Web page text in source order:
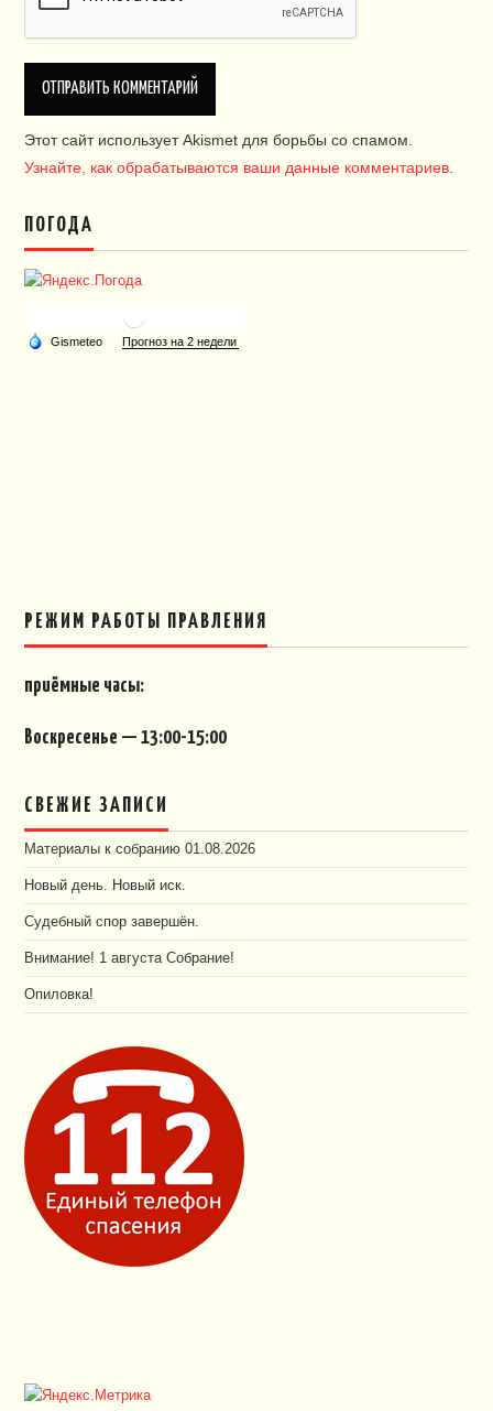
Этот сайт использует Akismet для борьбы со спамом.
Узнайте, как обрабатываются ваши данные комментариев.
ПОГОДА
РЕЖИМ РАБОТЫ ПРАВЛЕНИЯ
приёмные часы:
Воскресенье — 13:00-15:00
СВЕЖИЕ ЗАПИСИ
Материалы к собранию 01.08.2026
Новый день. Новый иск.
Судебный спор завершён.
Внимание! 1 августа Собрание!
Опиловка!